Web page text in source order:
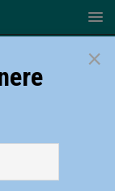
×